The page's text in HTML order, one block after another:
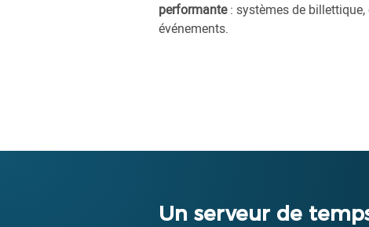
performante: systèmes de
événements.
Un serveur de